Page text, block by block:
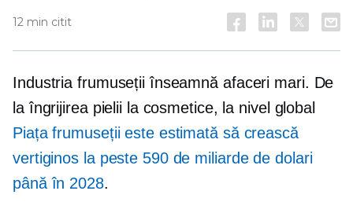
12 min citit
Industria frumuseții înseamnă afaceri mari. De
la îngrijirea pielii la cosmetice, la nivel global
Piața frumuseții este estimată să crească
vertiginos la peste 590 de miliarde de dolari
până în 2028.